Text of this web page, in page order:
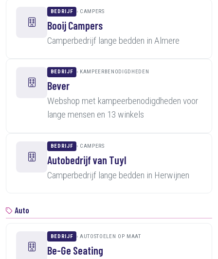
BEDRIJF CAMPERS
Booij Campers
Camperbedrijf lange bedden in Almere
BEDRIJF KAMPEERBENODIGDHEDEN
Bever
Webshop met kampeerbenodigdheden voor
lange mensen en 13 winkels
BEDRIJF CAMPERS
Autobedrijf van Tuyl
Camperbedrijf lange bedden in Herwijnen
Auto
BEDRIJF AUTOSTOELEN OP MAAT
Be-Ge Seating